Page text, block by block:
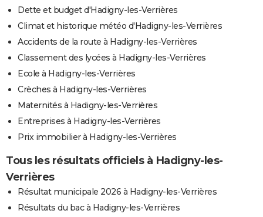
Dette et budget d'Hadigny-les-Verrières
Climat et historique météo d'Hadigny-les-Verrières
Accidents de la route à Hadigny-les-Verrières
Classement des lycées à Hadigny-les-Verrières
Ecole à Hadigny-les-Verrières
Crèches à Hadigny-les-Verrières
Maternités à Hadigny-les-Verrières
Entreprises à Hadigny-les-Verrières
Prix immobilier à Hadigny-les-Verrières
Tous les résultats officiels à Hadigny-les-
Verrières
Résultat municipale 2026 à Hadigny-les-Verrières
Résultats du bac à Hadigny-les-Verrières